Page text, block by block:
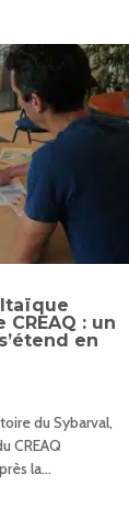
: un
en
du Sybarval,
CREAQ
la...